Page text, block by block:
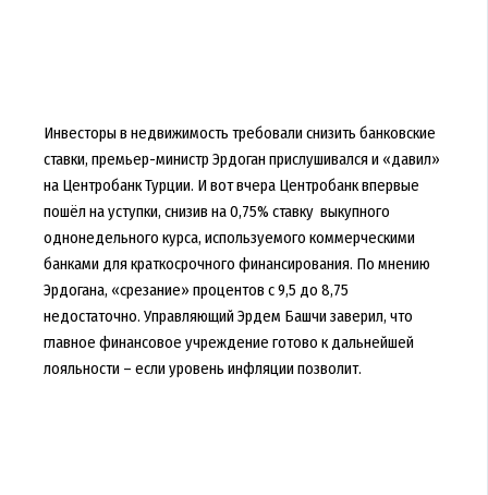
Инвесторы в недвижимость требовали снизить банковские
ставки, премьер-министр Эрдоган прислушивался и «давил»
на Центробанк Турции. И вот вчера Центробанк впервые
пошёл на уступки, снизив на 0,75% ставку выкупного
однонедельного курса, используемого коммерческими
банками для краткосрочного финансирования. По мнению
Эрдогана, «срезание» процентов с 9,5 до 8,75
недостаточно. Управляющий Эрдем Башчи заверил, что
главное финансовое учреждение готово к дальнейшей
лояльности – если уровень инфляции позволит.